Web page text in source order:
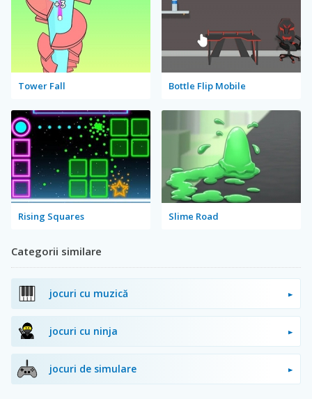
Tower Fall Bottle Flip Mobile
Rising Squares Slime Road
Categorii similare
jocuri cu muzică
jocuri cu ninja
jocuri de simulare